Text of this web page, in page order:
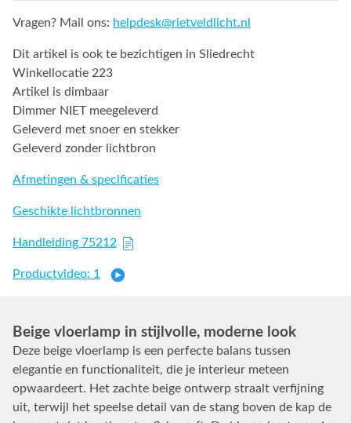
Vragen? Mail ons: helpdesk@rietveldlicht.nl
Dit artikel is ook te bezichtigen in Sliedrecht
Winkellocatie 223
Artikel is dimbaar
Dimmer NIET meegeleverd
Geleverd met snoer en stekker
Geleverd zonder lichtbron
Afmetingen & specificaties
Geschikte lichtbronnen
Handleiding 75212
Productvideo: 1
Beige vloerlamp in stijlvolle, moderne look
Deze beige vloerlamp is een perfecte balans tussen
elegantie en functionaliteit, die je interieur meteen
opwaardeert. Het zachte beige ontwerp straalt verfijning
uit, terwijl het speelse detail van de stang boven de kap de